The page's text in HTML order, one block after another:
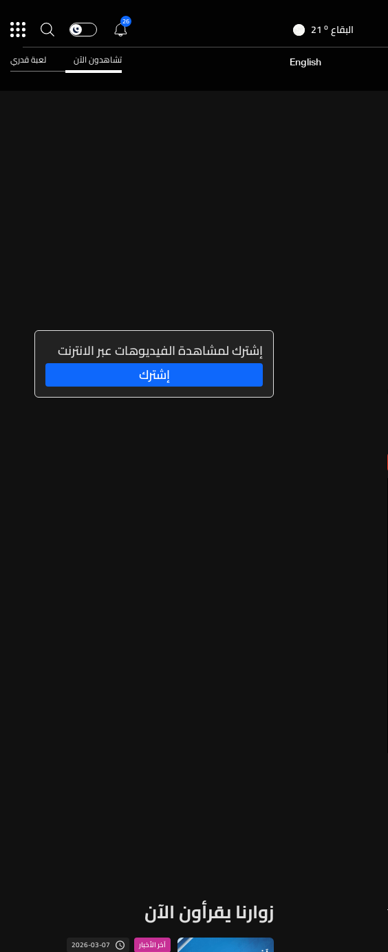
البقاع 21 o
الجنوب 25o
25
26
English تشاهدون الآن لعبة قدري
إشترك لمشاهدة الفيديوهات عبر الانترنت
إشترك
زوارنا يقرأون الآن
آخر الأخبار 2026-03-07